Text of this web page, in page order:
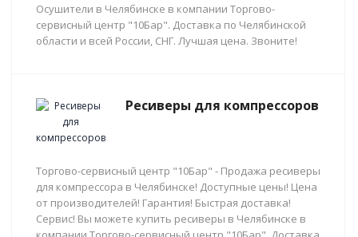
Осушители в Челябинске в компании Торгово-
сервисный центр "10Бар". Доставка по Челябинской
области и всей России, СНГ. Лучшая цена. Звоните!
Ресиверы для компрессоров
Торгово-сервисный центр "10Бар" - Продажа ресиверы
для компрессора в Челябинске! Доступные цены! Цена
от производителей! Гарантия! Быстрая доставка!
Сервис! Вы можете купить ресиверы в Челябинске в